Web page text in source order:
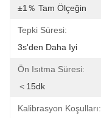
±1％ Tam Ölçeğin
Tepki Süresi:
3s'den Daha Iyi
Ön Isıtma Süresi:
＜15dk
Kalibrasyon Koşulları: